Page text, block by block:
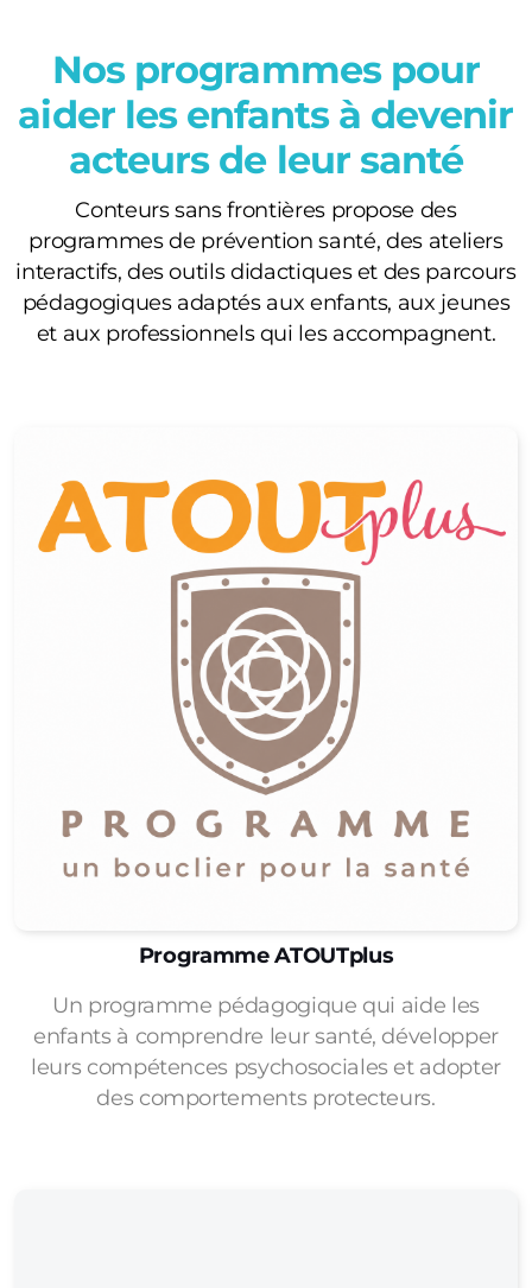
Nos programmes pour
aider les enfants à devenir
acteurs de leur santé
Conteurs sans frontières propose des
programmes de prévention santé, des ateliers
interactifs, des outils didactiques et des parcours
pédagogiques adaptés aux enfants, aux jeunes
et aux professionnels qui les accompagnent.
Programme ATOUTplus
Un programme pédagogique qui aide les
enfants à comprendre leur santé, développer
leurs compétences psychosociales et adopter
des comportements protecteurs.